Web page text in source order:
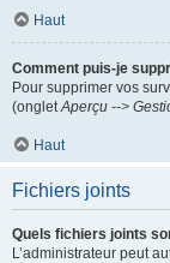
Haut
Comment puis-je
Pour supprimer vos
(ongletAperçu -->
Haut
Fichiers joints
Quels fichiers joints
L’administrateur peut